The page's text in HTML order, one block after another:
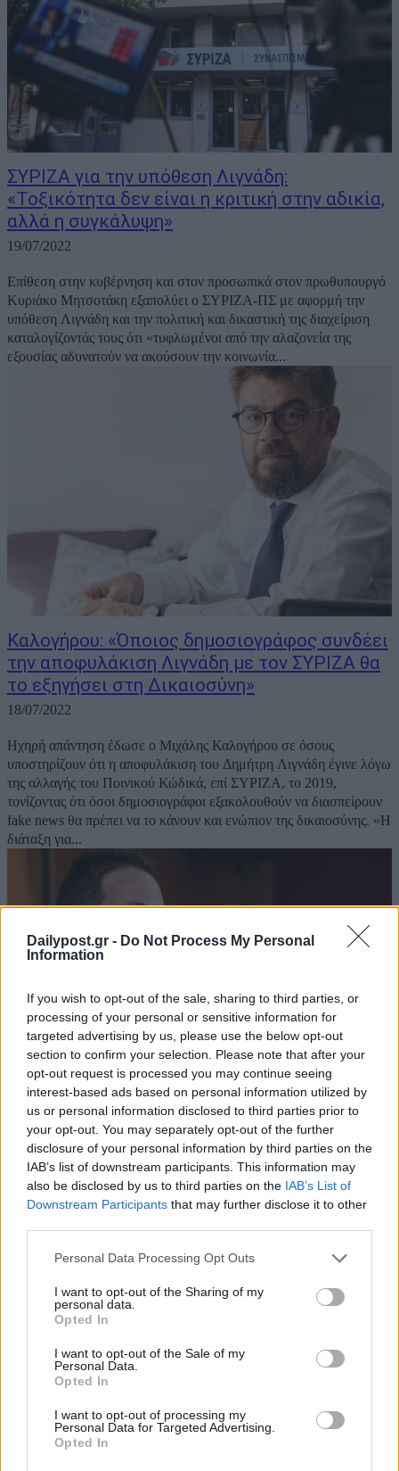
Dailypost.gr - Do Not Process My Personal
Information
If you wish to opt-out of the sale, sharing to third parties, or
processing of your personal or sensitive information for
targeted advertising by us, please use the below opt-out
section to confirm your selection. Please note that after your
opt-out request is processed you may continue seeing
interest-based ads based on personal information utilized by
us or personal information disclosed to third parties prior to
your opt-out. You may separately opt-out of the further
disclosure of your personal information by third parties on the
IAB’s list of downstream participants. This information may
also be disclosed by us to third parties on the IAB’s List of
Downstream Participants that may further disclose it to other
Personal Data Processing Opt Outs
I want to opt-out of the Sharing of my
personal data.
Opted In
I want to opt-out of the Sale of my
Personal Data.
Opted In
I want to opt-out of processing my
Personal Data for Targeted Advertising.
Opted In
ΣΥΡΙΖΑ για την υπόθεση Λιγνάδη:
«Τοξικότητα δεν είναι η κριτική στην αδικία,
αλλά η συγκάλυψη»
19/07/2022
Επίθεση στην κυβέρνηση και στον προσωπικά στον πρωθυπουργό
Κυριάκο Μητσοτάκη εξαπολύει ο ΣΥΡΙΖΑ-ΠΣ με αφορμή την
υπόθεση Λιγνάδη και την πολιτική και δικαστική της διαχείριση
καταλογίζοντάς τους ότι «τυφλωμένοι από την αλαζονεία της
εξουσίας αδυνατούν να ακούσουν την κοινωνία...
Καλογήρου: «Όποιος δημοσιογράφος συνδέει
την αποφυλάκιση Λιγνάδη με τον ΣΥΡΙΖΑ θα
το εξηγήσει στη Δικαιοσύνη»
18/07/2022
Ηχηρή απάντηση έδωσε ο Μιχάλης Καλογήρου σε όσους
υποστηρίζουν ότι η αποφυλάκιση του Δημήτρη Λιγνάδη έγινε λόγω
της αλλαγής του Ποινικού Κώδικά, επί ΣΥΡΙΖΑ, το 2019,
τονίζοντας ότι όσοι δημοσιογράφοι εξακολουθούν να διασπείρουν
fake news θα πρέπει να το κάνουν και ενώπιον της δικαιοσύνης. «Η
διάταξη για...
Πέτσας για Λιγνάδη: «Η κοινωνία δεν μπορεί
να ανεχθεί ένας καταδικασμένος για βιασμό
να είναι εκτός φυλακής»
18/07/2022
Για την αποφυλάκιση του Δημήτρη Λιγνάδη και τις αντιδράσεις που
Εσωτερικών, Στέλιος Πέτσας. Αρχικά, ερωτηθείς για τα
ελληνοτουρκικά, ο αναπληρωτής υπουργός Εσωτερικών είπε,
μιλώντας στον ANT1, πως η αμυντική θωράκιση της χώρας
ενισχύεται...